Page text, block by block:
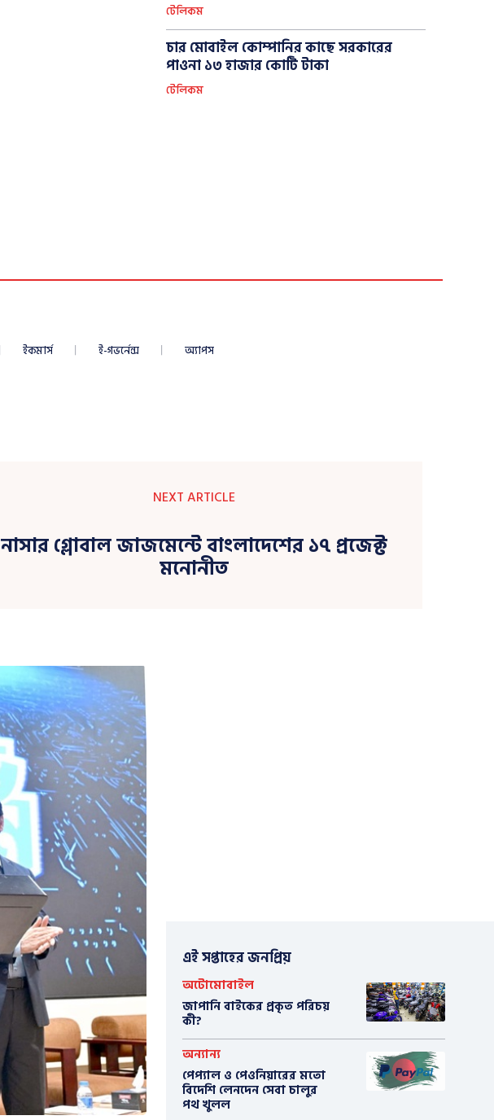
টেলিকম
চার মোবাইল কোম্পানির কাছে সরকারের
পাওনা ১৩ হাজার কোটি টাকা
টেলিকম
ইকমার্স ই-গভর্নেন্স অ্যাপস
NEXT ARTICLE
নাসার গ্লোবাল জাজমেন্টে বাংলাদেশের ১৭ প্রজেক্ট
মনোনীত